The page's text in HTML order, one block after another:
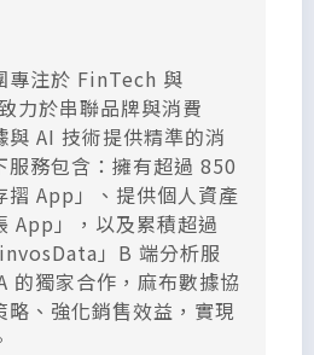
專注於 FinTech 與
力於串聯品牌與消費
與 AI 技術提供精準的消
服務包含：擁有超過 850
摺 App」、提供個人資產
App」，以及累積超過
」B 端分析服
的獨家合作，麻布數據協
、強化銷售效益，實現